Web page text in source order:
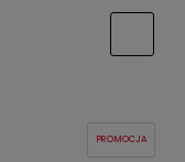
PROMOCJA